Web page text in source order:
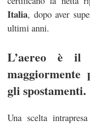
Italia, dopo aver
ultimi anni.
L’aereo è il
gli spostamenti.
Una scelta